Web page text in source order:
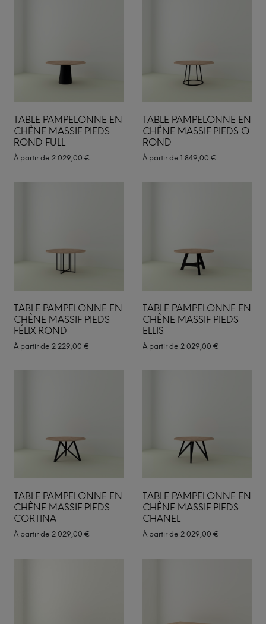
TABLE PAMPELONNE EN
CHÊNE MASSIF PIEDS
ROND FULL
À partir de 2 029,00 €
TABLE PAMPELONNE EN
CHÊNE MASSIF PIEDS O
ROND
À partir de 1 849,00 €
TABLE PAMPELONNE EN
CHÊNE MASSIF PIEDS
FÉLIX ROND
À partir de 2 229,00 €
TABLE PAMPELONNE EN
CHÊNE MASSIF PIEDS
ELLIS
À partir de 2 029,00 €
TABLE PAMPELONNE EN
CHÊNE MASSIF PIEDS
CORTINA
À partir de 2 029,00 €
TABLE PAMPELONNE EN
CHÊNE MASSIF PIEDS
CHANEL
À partir de 2 029,00 €